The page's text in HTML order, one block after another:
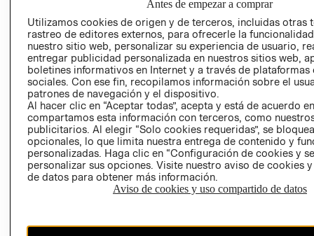
AVISO DE
PRIVACIDAD
GIFT CARD
AVISO DE
COOKIES
Uruguay ($U)
Antes de empezar a comprar
Utilizamos cookies de origen y de terceros, incluidas otras
rastreo de editores externos, para ofrecerle la
nuestro sitio web, personalizar su experiencia de usuario,
entregar publicidad personalizada en nuestros sitios web,
boletines informativos en Internet y a través de plataformas
sociales. Con ese fin, recopilamos información sobre el
patrones de navegación y el dispositivo.
Al hacer clic en “Aceptar todas”, acepta y está de acuerdo
compartamos esta información con terceros, como
publicitarios. Al elegir “Solo cookies requeridas”, se
opcionales, lo que limita nuestra entrega de contenido y
personalizadas. Haga clic en “Configuración de cookies y
personalizar sus opciones. Visite nuestro aviso de cookies
de datos para obtener más información.
Aviso de cookies y uso compartido de datos